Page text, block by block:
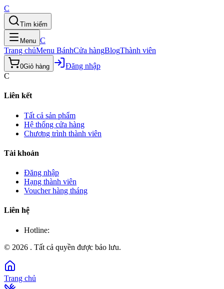
C
Tìm kiếm
Menu C
Trang chủMenu BánhCửa hàngBlogThành viên
0Giỏ hàng
Đăng nhập
C
Liên kết
Tất cả sản phẩm
Hệ thống cửa hàng
Chương trình thành viên
Tài khoản
Đăng nhập
Hạng thành viên
Voucher hàng tháng
Liên hệ
Hotline:
© 2026 . Tất cả quyền được bảo lưu.
Trang chủ